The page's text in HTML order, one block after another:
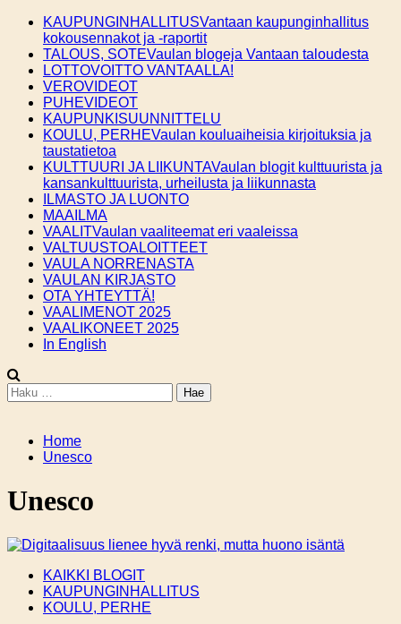
Skip
content
KAUPUNGINHALLITUSVantaan kaupunginhallitus
kokousennakot ja -raportit
TALOUS, SOTEVaulan blogeja Vantaan taloudesta
LOTTOVOITTO VANTAALLA!
VEROVIDEOT
PUHEVIDEOT
KAUPUNKISUUNNITTELU
KOULU, PERHEVaulan kouluaiheisia kirjoituksia ja
taustatietoa
KULTTUURI JA LIIKUNTAVaulan blogit kulttuurista ja
kansankulttuurista, urheilusta ja liikunnasta
ILMASTO JA LUONTO
MAAILMA
VAALITVaulan vaaliteemat eri vaaleissa
VALTUUSTOALOITTEET
VAULA NORRENASTA
VAULAN KIRJASTO
OTA YHTEYTTÄ!
VAALIMENOT 2025
VAALIKONEET 2025
In English
Haku:
Home
Unesco
Unesco
KAIKKI BLOGIT
KAUPUNGINHALLITUS
KOULU, PERHE